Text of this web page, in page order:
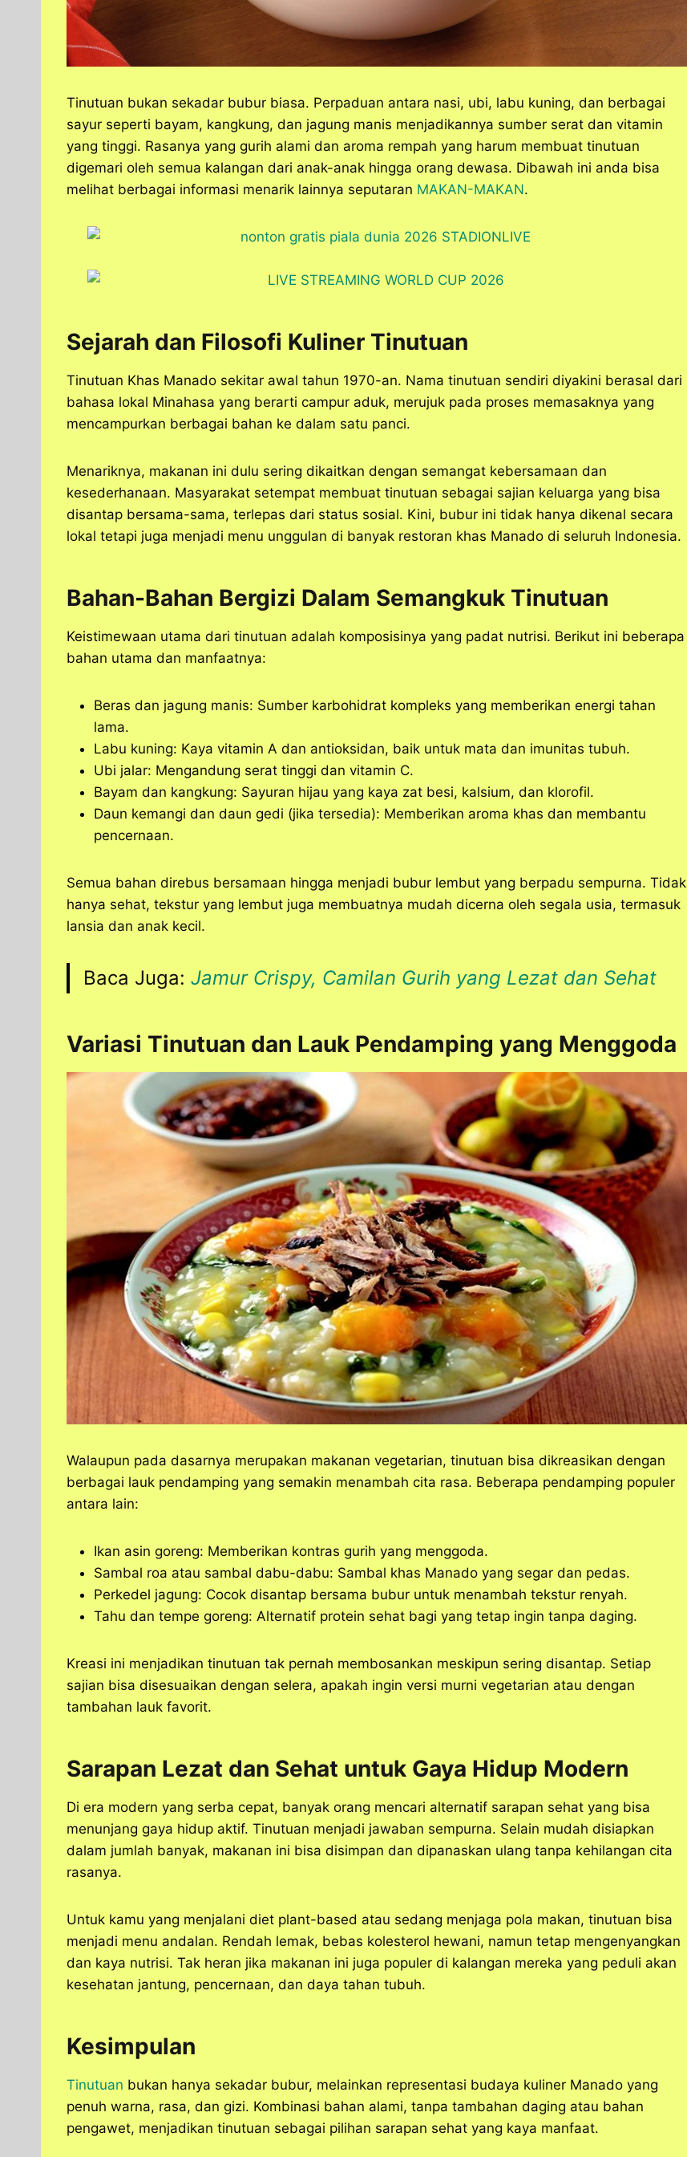
Tinutuan bukan sekadar bubur biasa. Perpaduan antara nasi, ubi, labu kuning, dan berbagai
sayur seperti bayam, kangkung, dan jagung manis menjadikannya sumber serat dan vitamin
yang tinggi. Rasanya yang gurih alami dan aroma rempah yang harum membuat tinutuan
digemari oleh semua kalangan dari anak-anak hingga orang dewasa. Dibawah ini anda bisa
melihat berbagai informasi menarik lainnya seputaran MAKAN-MAKAN.
Sejarah dan Filosofi Kuliner Tinutuan
Tinutuan Khas Manado sekitar awal tahun 1970-an. Nama tinutuan sendiri diyakini berasal dari
bahasa lokal Minahasa yang berarti campur aduk, merujuk pada proses memasaknya yang
mencampurkan berbagai bahan ke dalam satu panci.
Menariknya, makanan ini dulu sering dikaitkan dengan semangat kebersamaan dan
kesederhanaan. Masyarakat setempat membuat tinutuan sebagai sajian keluarga yang bisa
disantap bersama-sama, terlepas dari status sosial. Kini, bubur ini tidak hanya dikenal secara
lokal tetapi juga menjadi menu unggulan di banyak restoran khas Manado di seluruh Indonesia.
Bahan-Bahan Bergizi Dalam Semangkuk Tinutuan
Keistimewaan utama dari tinutuan adalah komposisinya yang padat nutrisi. Berikut ini beberapa
bahan utama dan manfaatnya:
Beras dan jagung manis: Sumber karbohidrat kompleks yang memberikan energi tahan
lama.
Labu kuning: Kaya vitamin A dan antioksidan, baik untuk mata dan imunitas tubuh.
Ubi jalar: Mengandung serat tinggi dan vitamin C.
Bayam dan kangkung: Sayuran hijau yang kaya zat besi, kalsium, dan klorofil.
Daun kemangi dan daun gedi (jika tersedia): Memberikan aroma khas dan membantu
pencernaan.
Semua bahan direbus bersamaan hingga menjadi bubur lembut yang berpadu sempurna. Tidak
hanya sehat, tekstur yang lembut juga membuatnya mudah dicerna oleh segala usia, termasuk
lansia dan anak kecil.
Baca Juga: Jamur Crispy, Camilan Gurih yang Lezat dan Sehat
Variasi Tinutuan dan Lauk Pendamping yang Menggoda
Walaupun pada dasarnya merupakan makanan vegetarian, tinutuan bisa dikreasikan dengan
berbagai lauk pendamping yang semakin menambah cita rasa. Beberapa pendamping populer
antara lain:
Ikan asin goreng: Memberikan kontras gurih yang menggoda.
Sambal roa atau sambal dabu-dabu: Sambal khas Manado yang segar dan pedas.
Perkedel jagung: Cocok disantap bersama bubur untuk menambah tekstur renyah.
Tahu dan tempe goreng: Alternatif protein sehat bagi yang tetap ingin tanpa daging.
Kreasi ini menjadikan tinutuan tak pernah membosankan meskipun sering disantap. Setiap
sajian bisa disesuaikan dengan selera, apakah ingin versi murni vegetarian atau dengan
tambahan lauk favorit.
Sarapan Lezat dan Sehat untuk Gaya Hidup Modern
Di era modern yang serba cepat, banyak orang mencari alternatif sarapan sehat yang bisa
menunjang gaya hidup aktif. Tinutuan menjadi jawaban sempurna. Selain mudah disiapkan
dalam jumlah banyak, makanan ini bisa disimpan dan dipanaskan ulang tanpa kehilangan cita
rasanya.
Untuk kamu yang menjalani diet plant-based atau sedang menjaga pola makan, tinutuan bisa
menjadi menu andalan. Rendah lemak, bebas kolesterol hewani, namun tetap mengenyangkan
dan kaya nutrisi. Tak heran jika makanan ini juga populer di kalangan mereka yang peduli akan
kesehatan jantung, pencernaan, dan daya tahan tubuh.
Kesimpulan
Tinutuan bukan hanya sekadar bubur, melainkan representasi budaya kuliner Manado yang
penuh warna, rasa, dan gizi. Kombinasi bahan alami, tanpa tambahan daging atau bahan
pengawet, menjadikan tinutuan sebagai pilihan sarapan sehat yang kaya manfaat.